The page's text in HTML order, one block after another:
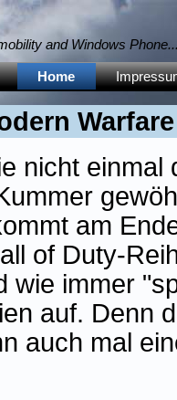
and Windows
Home
nicht einmal
am
of Duty-
wie immer
auf. Denn
auch mal